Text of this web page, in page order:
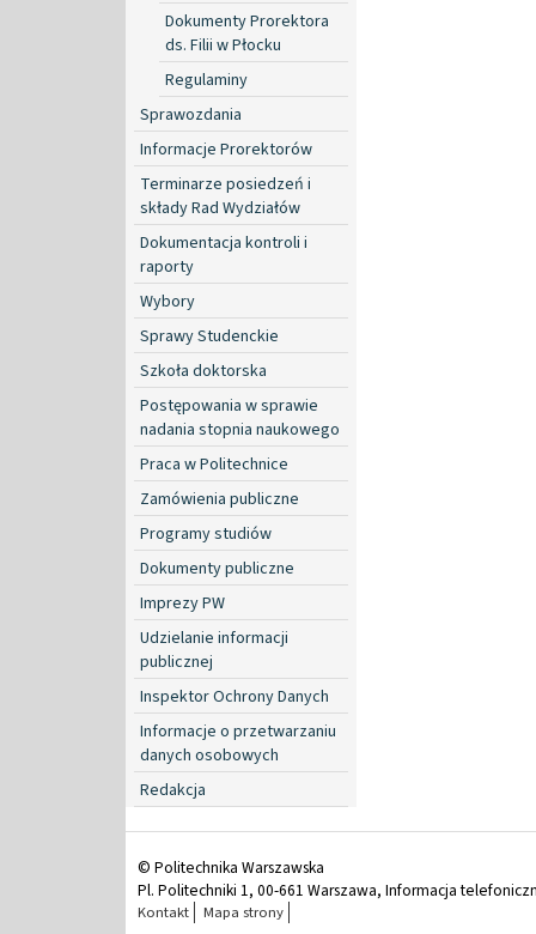
Dokumenty Prorektora
ds. Filii w Płocku
Regulaminy
Sprawozdania
Informacje Prorektorów
Terminarze posiedzeń i
składy Rad Wydziałów
Dokumentacja kontroli i
raporty
Wybory
Sprawy Studenckie
Szkoła doktorska
Postępowania w sprawie
nadania stopnia naukowego
Praca w Politechnice
Zamówienia publiczne
Programy studiów
Dokumenty publiczne
Imprezy PW
Udzielanie informacji
publicznej
Inspektor Ochrony Danych
Informacje o przetwarzaniu
danych osobowych
Redakcja
© Politechnika Warszawska
Pl. Politechniki 1, 00-661 Warszawa, Informacja
Kontakt Mapa strony